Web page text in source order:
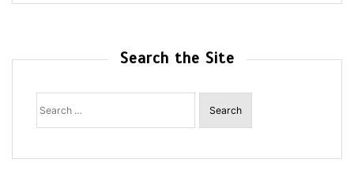
Search the Site
Search
for: